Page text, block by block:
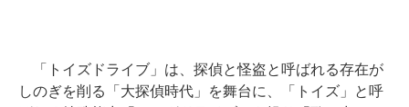
「トイズドライブ」は、探偵と怪盗と呼ばれる存在が
しのぎを削る「大探偵時代」を舞台に、「トイズ」と呼